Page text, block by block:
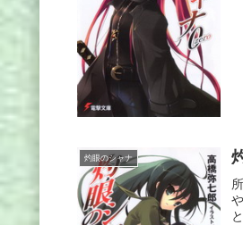
灼眼のシャナ